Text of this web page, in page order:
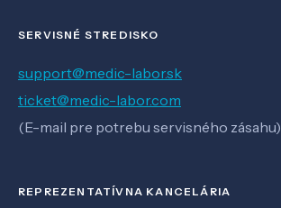
SERVISNÉ STREDISKO
support@medic-labor.sk
ticket@medic-labor.com
(E-mail pre potrebu servisného zásahu)
REPREZENTATÍVNA KANCELÁRIA